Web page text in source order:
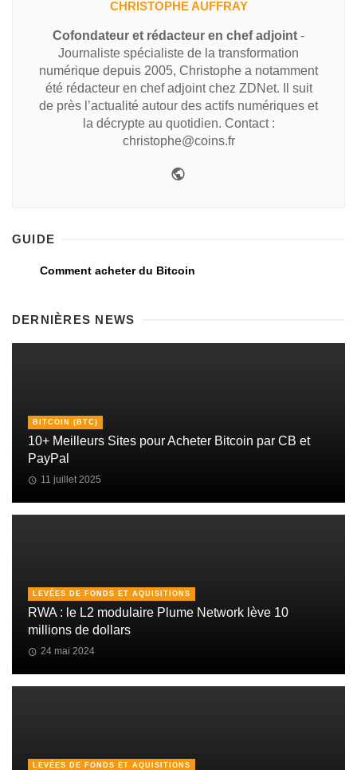
CHRISTOPHE AUFFRAY
Cofondateur et rédacteur en chef adjoint -
Journaliste spécialiste de la transformation
numérique depuis 2005, Christophe a notamment
été rédacteur en chef adjoint chez ZDNet. Il suit
de près l’actualité autour des actifs numériques et
la décrypte au quotidien. Contact :
christophe@coins.fr
GUIDE
Comment acheter du Bitcoin
DERNIÈRES NEWS
BITCOIN (BTC)
10+ Meilleurs Sites pour Acheter Bitcoin par CB et
PayPal
11 juillet 2025
LEVÉES DE FONDS ET AQUISITIONS
RWA : le L2 modulaire Plume Network lève 10
millions de dollars
24 mai 2024
LEVÉES DE FONDS ET AQUISITIONS